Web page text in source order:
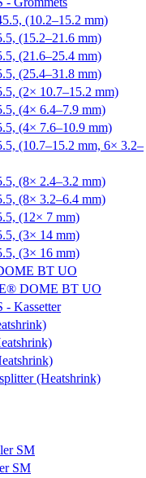
(10.2–15.2 mm)
(15.2–21.6 mm)
(21.6–25.4 mm)
(25.4–31.8 mm)
(2× 10.7–15.2 mm)
(4× 6.4–7.9 mm)
(4× 7.6–10.9 mm)
(10.7–15.2 mm, 6× 3.2–
(8× 2.4–3.2 mm)
(8× 3.2–6.4 mm)
(12× 7 mm)
(3× 14 mm)
(3× 16 mm)
BT UO
DOME BT UO
Kassetter
(Heatshrink)
SM
SM